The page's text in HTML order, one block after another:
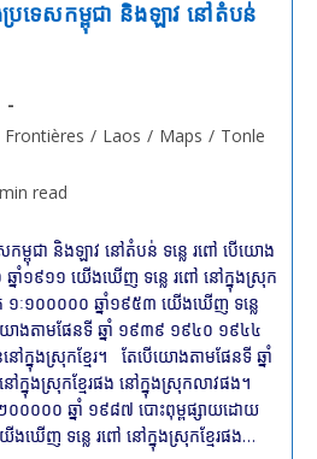
រទេសកម្ពុជា និងឡាវ នៅតំបន់
Frontières / Laos / Maps / Tonle
read
កម្ពុជា និងឡាវ នៅតំបន់ ទន្លេ រពៅ បើយោង
នាំ១៩១១ យើងឃើញ ទន្លេ រពៅ នៅក្នុងស្រុក
១ៈ១០០០០០ ឆ្នាំ១៩៥៣ យើងឃើញ ទន្លេ
ោងតាមផែនទី ឆ្នាំ ១៩៣៩ ១៩៤០ ១៩៤៤
ៅក្នុងស្រុកខ្មែរ។ តែបើយោងតាមផែនទី ឆ្នាំ
ក្នុងស្រុកខ្មែរផង នៅក្នុងស្រុកលាវផង។
០០០០០ ឆ្នាំ ១៩៨៧ បោះពុម្ពផ្សាយដោយ
ើងឃើញ ទន្លេ រពៅ នៅក្នុងស្រុកខ្មែរផង…